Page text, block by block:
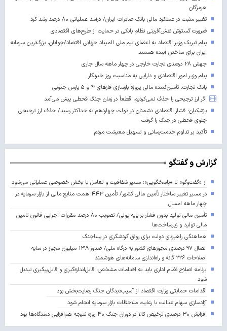
هرمزگان
تغییر مثبت در عملکرد مالی بانک صادرات ایران/ درآمد عملیاتی ۸۰ درصد رشد کرد
ضرورت گسترش نقش‌آفرینی نظام بانکی در حمایت از طرح‌های اقتصادی
پیام تبریک وزیر اقتصاد به اعضای تیم ملی المپیاد جهانی اقتصاد/جوانان، بزرگ‌ترین سرمایه
ایران برای ساختن آینده‌ هستند
جهش ۲۸ درصدی تجارت خارجی در چهار ماهه سال جاری
پیام وزیر امور اقتصادی و دارایی به مناسبت روز خبرنگار
بانک تجارت، تأمین‌کننده مالی پروژه بازسازی فازهای ۴ و ۵ پارس جنوبی
اگر ارز ترجیحی را حذف نمی‌کردیم، قطعاً در زمان جنگ قحطی پیش می‌آمد
پزشکیان: فشار اقتصادی دشمنان در دولت چهاردهم به حداکثر رسید/ حذف ارز ترجیحی
جلوی قحطی در جنگ را گرفت
تأکید بر تداوم خدمت‌رسانی و تسهیل معیشت مردم
گزارش و گفتگو
از «گفت‌وگو» تا «پاسخگویی»؛ مسیر شفافیت و تعامل با بخش خصوصی عملیاتی می‌شود
در مسیر تغییر ساختار تأمین مالی کشور/ تأمین ۴۴۳ همت منابع مالی از بازار سرمایه در
چهار ماهه امسال
تأمین مالی تولید بدون فشار بر پایه پولی/ تصویب ۸۰ درصد مقررات اجرایی قانون تامین
مالی تولید و زیرساخت‌ها
هماهنگی راهبردی دولت برای رونق گردشگری در پساجنگ
اتصال ۹۷ درصدی مجوزهای کشور به درگاه ملی/ صدور ۱۳.۹ میلیون مجوز در سایه
اصلاحات ۲۲۶ گانه و راه‌اندازی سامانه‌های هوشمند
برنامه اصلاح نظام اداری باید به اقدامات مشخص، قابل‌اندازه‌گیری و قابل‌پیگیری تبدیل
شود
اقدامات حمایتی وزارت اقتصاد از آسیب‌دیدگان جنگ رضایت‌بخش بود
آزادسازی سهام عدالت با رعایت ملاحظات بازار سرمایه انجام شود
افزایش ۳۰ درصدی ترخیص کالا در دوران جنگ ۴۰ روزه نتیجه هم‌افزایی دستگاه‌ها بود